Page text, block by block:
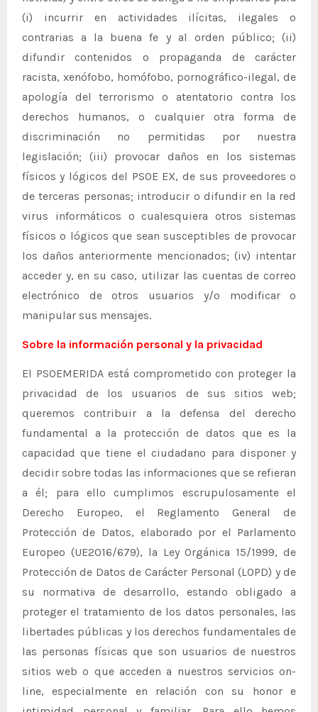
(i) incurrir en actividades ilícitas, ilegales o
contrarias a la buena fe y al orden público; (ii)
difundir contenidos o propaganda de carácter
racista, xenófobo, homófobo, pornográfico-ilegal, de
apología del terrorismo o atentatorio contra los
derechos humanos, o cualquier otra forma de
discriminación no permitidas por nuestra
legislación; (iii) provocar daños en los sistemas
físicos y lógicos del PSOE EX, de sus proveedores o
de terceras personas; introducir o difundir en la red
virus informáticos o cualesquiera otros sistemas
físicos o lógicos que sean susceptibles de provocar
los daños anteriormente mencionados; (iv) intentar
acceder y, en su caso, utilizar las cuentas de correo
electrónico de otros usuarios y/o modificar o
manipular sus mensajes.
Sobre la información personal y la privacidad
El PSOEMERIDA está comprometido con proteger la
privacidad de los usuarios de sus sitios web;
queremos contribuir a la defensa del derecho
fundamental a la protección de datos que es la
capacidad que tiene el ciudadano para disponer y
decidir sobre todas las informaciones que se refieran
a él; para ello cumplimos escrupulosamente el
Derecho Europeo, el Reglamento General de
Protección de Datos, elaborado por el Parlamento
Europeo (UE2016/679), la Ley Orgánica 15/1999, de
Protección de Datos de Carácter Personal (LOPD) y de
su normativa de desarrollo, estando obligado a
proteger el tratamiento de los datos personales, las
libertades públicas y los derechos fundamentales de
las personas físicas que son usuarios de nuestros
sitios web o que acceden a nuestros servicios on-
line, especialmente en relación con su honor e